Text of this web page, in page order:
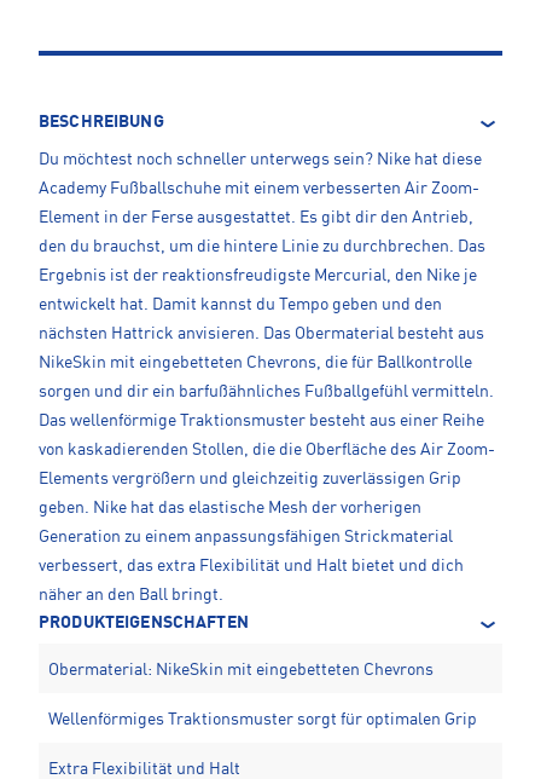
BESCHREIBUNG
Du möchtest noch schneller unterwegs sein? Nike hat diese
Academy Fußballschuhe mit einem verbesserten Air Zoom-
Element in der Ferse ausgestattet. Es gibt dir den Antrieb,
den du brauchst, um die hintere Linie zu durchbrechen. Das
Ergebnis ist der reaktionsfreudigste Mercurial, den Nike je
entwickelt hat. Damit kannst du Tempo geben und den
nächsten Hattrick anvisieren. Das Obermaterial besteht aus
NikeSkin mit eingebetteten Chevrons, die für Ballkontrolle
sorgen und dir ein barfußähnliches Fußballgefühl vermitteln.
Das wellenförmige Traktionsmuster besteht aus einer Reihe
von kaskadierenden Stollen, die die Oberfläche des Air Zoom-
Elements vergrößern und gleichzeitig zuverlässigen Grip
geben. Nike hat das elastische Mesh der vorherigen
Generation zu einem anpassungsfähigen Strickmaterial
verbessert, das extra Flexibilität und Halt bietet und dich
näher an den Ball bringt.
PRODUKTEIGENSCHAFTEN
Obermaterial: NikeSkin mit eingebetteten Chevrons
Wellenförmiges Traktionsmuster sorgt für optimalen Grip
Extra Flexibilität und Halt